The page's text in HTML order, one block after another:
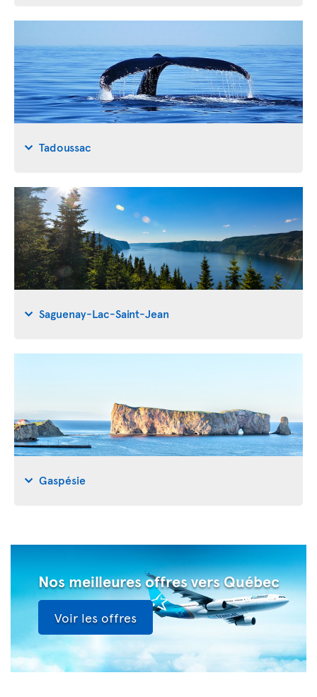
Tadoussac
Saguenay-Lac-Saint-Jean
Gaspésie
Nos meilleures offres vers Québec
Voir les offres